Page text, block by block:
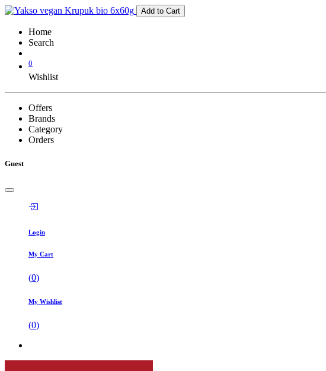
Add to Cart
Home
Search
0
Wishlist
Offers
Brands
Category
Orders
Guest
Login
My Cart
(0)
My Wishlist
(0)